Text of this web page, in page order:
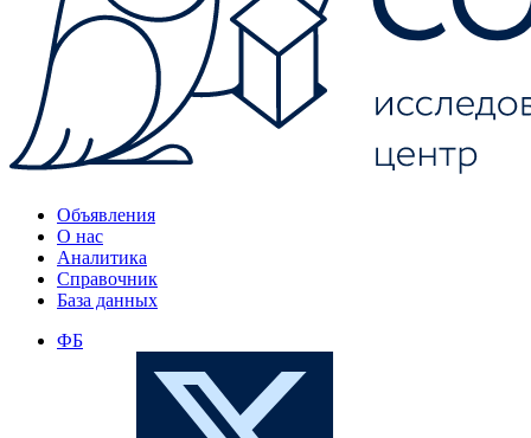
Объявления
О нас
Аналитика
Справочник
База данных
ФБ